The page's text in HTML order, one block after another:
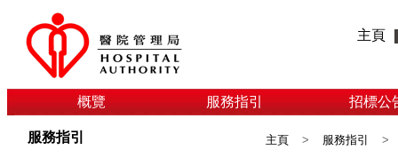
主頁
概覽 服務指引 招標公
服務指引 主頁 > 服務指引 >